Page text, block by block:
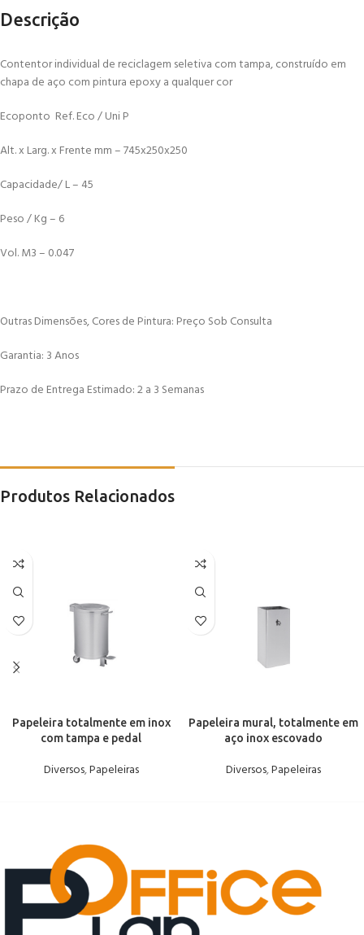
Descrição
Contentor individual de reciclagem seletiva com tampa, construído em
chapa de aço com pintura epoxy a qualquer cor
Ecoponto Ref. Eco / Uni P
Alt. x Larg. x Frente mm – 745x250x250
Capacidade/ L – 45
Peso / Kg – 6
Vol. M3 – 0.047
Outras Dimensões, Cores de Pintura: Preço Sob Consulta
Garantia: 3 Anos
Prazo de Entrega Estimado: 2 a 3 Semanas
Produtos Relacionados
Papeleira totalmente em inox
com tampa e pedal
Diversos,Papeleiras
Papeleira mural, totalmente em
aço inox escovado
Diversos,Papeleiras